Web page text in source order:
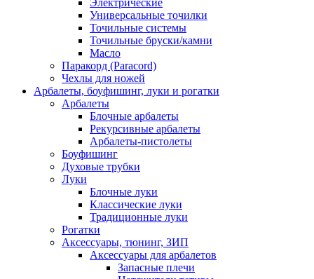
Универсальные точилки
Точильные системы
Точильные бруски/камни
Масло
Паракорд (Paracord)
Чехлы для ножей
Арбалеты, боуфишинг, луки и рогатки
Арбалеты
Блочные арбалеты
Рекурсивные арбалеты
Арбалеты-пистолеты
Боуфишинг
Духовые трубки
Луки
Блочные луки
Классические луки
Традиционные луки
Рогатки
Аксессуары, тюнинг, ЗИП
Аксессуары для арбалетов
Запасные плечи